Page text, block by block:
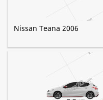
Nissan Teana 2006